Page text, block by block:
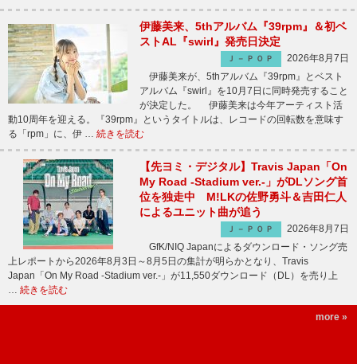
伊藤美来、5thアルバム『39rpm』＆初ベ
ストAL『swirl』発売日決定
Ｊ－ＰＯＰ
2026年8月7日
伊藤美来が、5thアルバム『39rpm』とベスト
アルバム『swirl』を10月7日に同時発売すること
が決定した。 伊藤美来は今年アーティスト活
動10周年を迎える。『39rpm』というタイトルは、レコードの回転数を意味す
る「rpm」に、伊 … 続きを読む
【先ヨミ・デジタル】Travis Japan「On
My Road -Stadium ver.-」がDLソング首
位を独走中 M!LKの佐野勇斗＆吉田仁人
によるユニット曲が追う
Ｊ－ＰＯＰ
2026年8月7日
GfK/NIQ Japanによるダウンロード・ソング売
上レポートから2026年8月3日～8月5日の集計が明らかとなり、Travis
Japan「On My Road -Stadium ver.-」が11,550ダウンロード（DL）を売り上
… 続きを読む
more »